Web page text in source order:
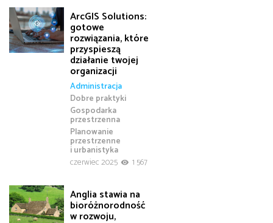
ArcGIS Solutions:
gotowe
rozwiązania, które
przyspieszą
działanie twojej
organizacji
Administracja
Dobre praktyki
Gospodarka
przestrzenna
Planowanie
przestrzenne
i urbanistyka
czerwiec 2025
1 567
Anglia stawia na
bioróżnorodność
w rozwoju,